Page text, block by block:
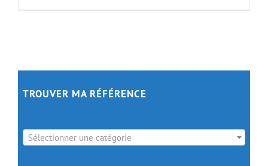
TROUVER MA RÉFÉRENCE
Sélectionner une catégorie